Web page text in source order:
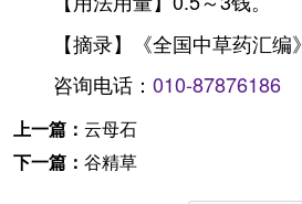
【摘录】《全国中草药汇编》
咨询电话： 010-87876186
上一篇： 云母石
下一篇： 谷精草